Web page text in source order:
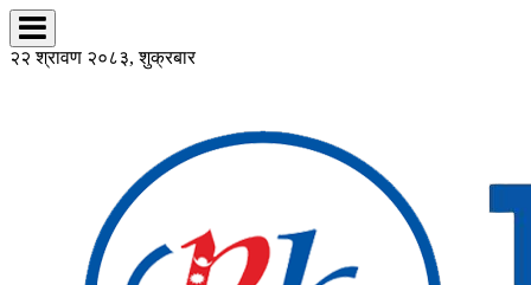
२२ श्रावण २०८३, शुक्रबार